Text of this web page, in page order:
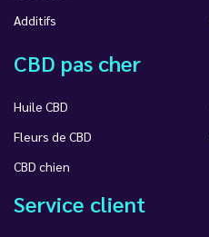
Additifs
CBD pas cher
Huile CBD
Fleurs de CBD
CBD chien
Service client